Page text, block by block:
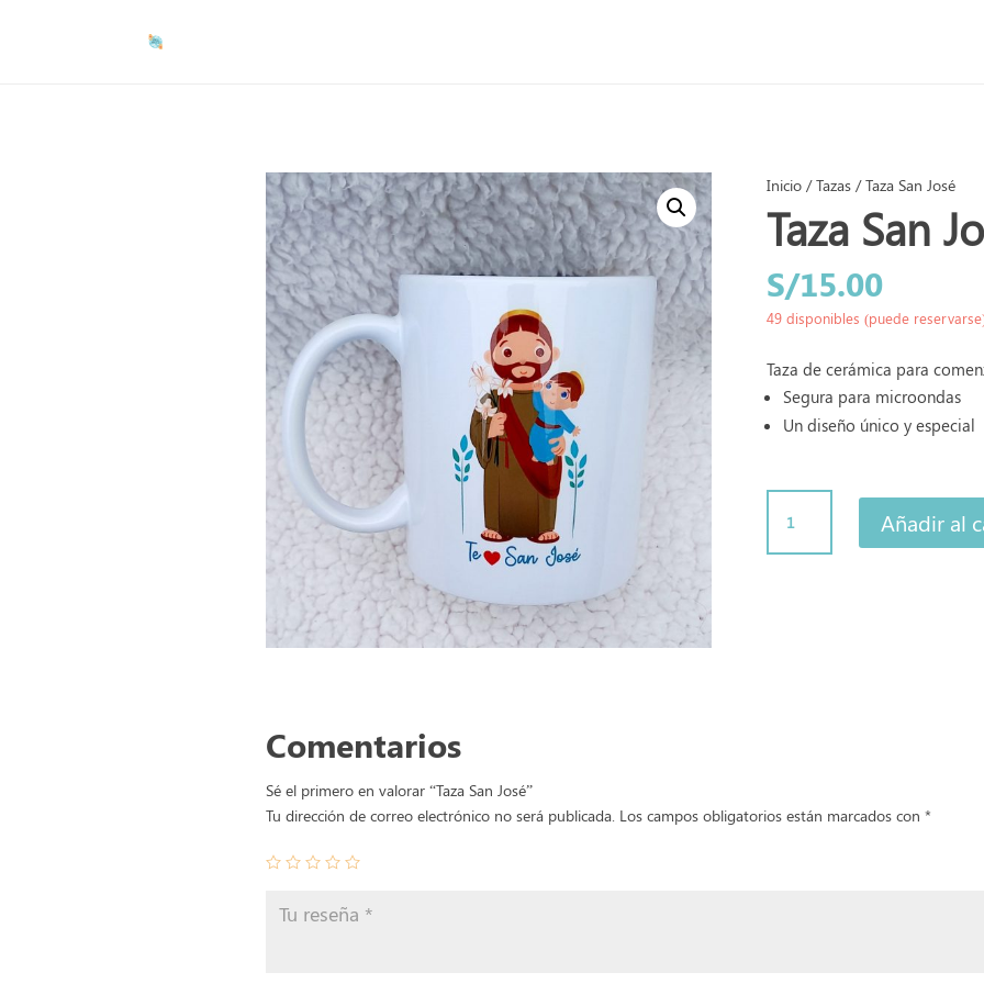
Inicio/Tazas/ Taza San José
Taza San
S/15.00
49 disponibles (puede
Taza de cerámica para
Segura para microondas
Un diseño único y especial
San
José
Añadir al
Comentarios
Sé el primero en valorar “Taza San José”
Tu dirección de correo electrónico no será publicada. Los campos obligatorios están marcados con *